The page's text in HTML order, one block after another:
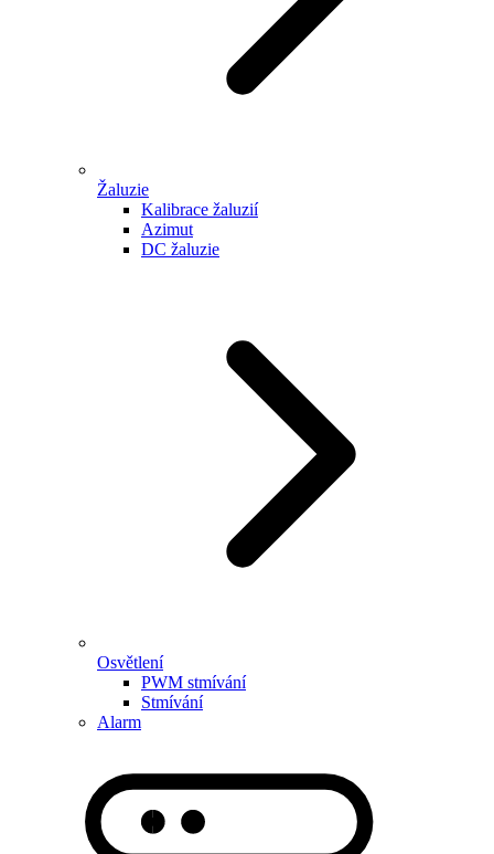
Žaluzie
Kalibrace žaluzií
Azimut
DC žaluzie
Osvětlení
PWM stmívání
Stmívání
Alarm